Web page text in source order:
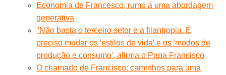
Economia de Francesco, rumo a uma abordagem
generativa
"Não basta o terceiro setor e a filantropia. É
preciso mudar os 'estilos de vida' e os 'modos de
produção e consumo', afirma o Papa Francisco
O chamado de Francisco: caminhos para uma